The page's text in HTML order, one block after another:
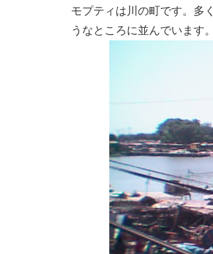
モプティは川の町です。多
うなところに並んでいます。